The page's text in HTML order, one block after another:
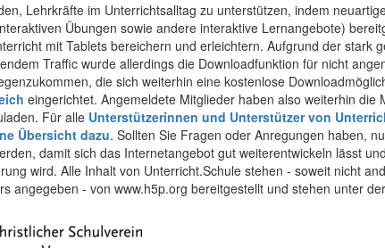
Lehrkräfte im Unterrichtsalltag zu unterstützen, indem
Übungen sowie andere interaktive Lernangebote)
mit Tablets bereichern und erleichtern. Aufgrund der stark
Traffic wurde allerdings die Downloadfunktion für nicht
die sich weiterhin eine kostenlose
eingerichtet. Angemeldete Mitglieder haben also weiterhin die
Für alle Unterstützerinnen und Unterstützer von
Übersicht dazu. Sollten Sie Fragen oder Anregungen haben,
damit sich das Internetangebot gut weiterentwickeln lässt
wird. Alle Inhalt von Unterricht.Schule stehen - soweit nicht
angegeben - von www.h5p.org bereitgestellt und stehen unter